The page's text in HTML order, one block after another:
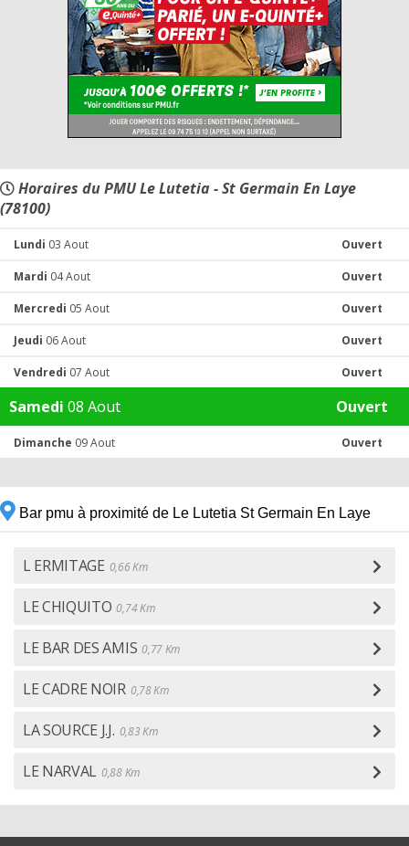
Horaires du PMU Le Lutetia - St Germain En Laye
(78100)
Lundi 03 Aout Ouvert
Mardi 04 Aout Ouvert
Mercredi 05 Aout Ouvert
Jeudi 06 Aout Ouvert
Vendredi 07 Aout Ouvert
Samedi 08 Aout Ouvert
Dimanche 09 Aout Ouvert
Bar pmu à proximité de Le Lutetia St Germain En Laye
L ERMITAGE 0,66 Km
LE CHIQUITO 0,74 Km
LE BAR DES AMIS 0,77 Km
LE CADRE NOIR 0,78 Km
LA SOURCE J.J. 0,83 Km
LE NARVAL 0,88 Km